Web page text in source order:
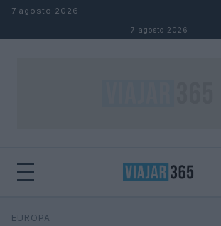
Saltar al contenido
7 agosto 2026
7 agosto 2026
EUROPA